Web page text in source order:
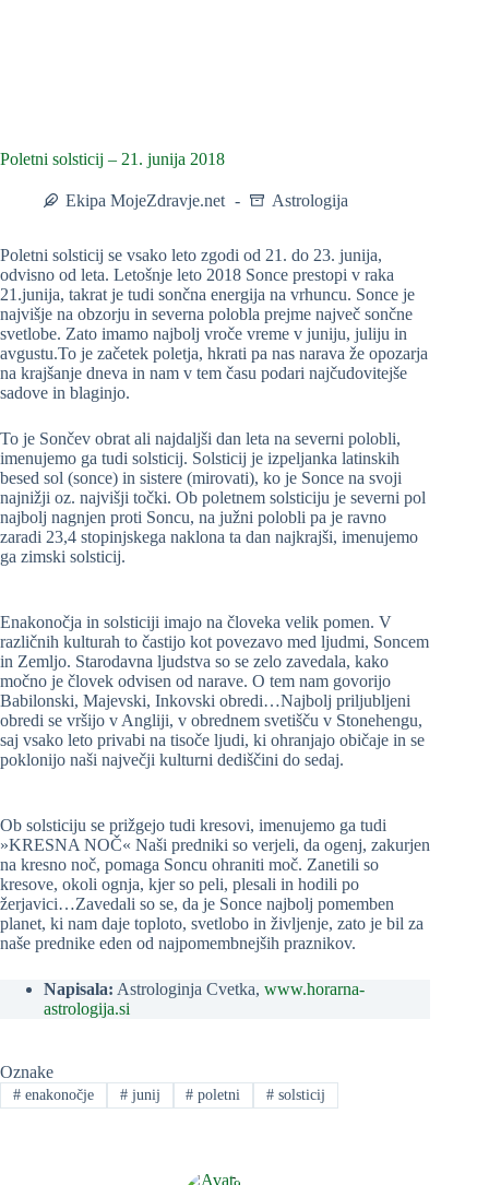
Poletni solsticij – 21. junija 2018
Ekipa MojeZdravje.net Astrologija
Poletni solsticij se vsako leto zgodi od 21. do 23. junija,
odvisno od leta. Letošnje leto 2018 Sonce prestopi v raka
21.junija, takrat je tudi sončna energija na vrhuncu. Sonce je
najvišje na obzorju in severna polobla prejme največ sončne
svetlobe. Zato imamo najbolj vroče vreme v juniju, juliju in
avgustu.To je začetek poletja, hkrati pa nas narava že opozarja
na krajšanje dneva in nam v tem času podari najčudovitejše
sadove in blaginjo.
To je Sončev obrat ali najdaljši dan leta na severni polobli,
imenujemo ga tudi solsticij. Solsticij je izpeljanka latinskih
besed sol (sonce) in sistere (mirovati), ko je Sonce na svoji
najnižji oz. najvišji točki. Ob poletnem solsticiju je severni pol
najbolj nagnjen proti Soncu, na južni polobli pa je ravno
zaradi 23,4 stopinjskega naklona ta dan najkrajši, imenujemo
ga zimski solsticij.
Enakonočja in solsticiji imajo na človeka velik pomen. V
različnih kulturah to častijo kot povezavo med ljudmi, Soncem
in Zemljo. Starodavna ljudstva so se zelo zavedala, kako
močno je človek odvisen od narave. O tem nam govorijo
Babilonski, Majevski, Inkovski obredi…Najbolj priljubljeni
obredi se vršijo v Angliji, v obrednem svetišču v Stonehengu,
saj vsako leto privabi na tisoče ljudi, ki ohranjajo običaje in se
poklonijo naši največji kulturni dediščini do sedaj.
Ob solsticiju se prižgejo tudi kresovi, imenujemo ga tudi
»KRESNA NOČ« Naši predniki so verjeli, da ogenj, zakurjen
na kresno noč, pomaga Soncu ohraniti moč. Zanetili so
kresove, okoli ognja, kjer so peli, plesali in hodili po
žerjavici…Zavedali so se, da je Sonce najbolj pomemben
planet, ki nam daje toploto, svetlobo in življenje, zato je bil za
naše prednike eden od najpomembnejših praznikov.
Napisala: Astrologinja Cvetka, www.horarna-
astrologija.si
Oznake
#enakonočje #junij # poletni # solsticij